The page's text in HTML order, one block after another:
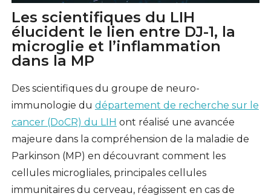
Les scientifiques du LIH
élucident le lien entre DJ-1, la
microglie et l’inflammation
dans la MP
Des scientifiques du groupe de neuro-
immunologie du département de recherche sur le
cancer (DoCR) du LIH ont réalisé une avancée
majeure dans la compréhension de la maladie de
Parkinson (MP) en découvrant comment les
cellules microgliales, principales cellules
immunitaires du cerveau, réagissent en cas de